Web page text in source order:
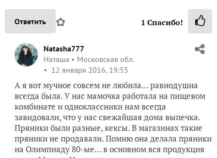
Ответить ✿ 1 Спасибо!
Natasha777
Наташа
Московская обл.
12 января 2016, 19:55
А я вот мучное совсем не любила… равнодушна
всегда была. У нас мамочка работала на пищевом
комбинате и одноклассники нам всегда
завидовали, что у нас свежайшая дома выпечка.
Пряники были разные, кексы. В магазинах такие
пряники не продавали. Помню она делала пряники
на Олимпиаду 80-ые… в основном вся продукция